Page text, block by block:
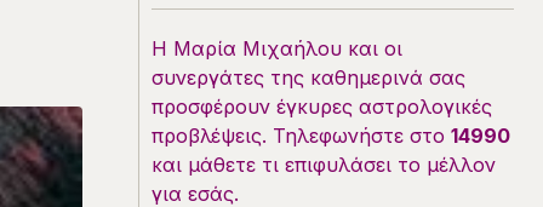
Η Μαρία Μιχαήλου και οι
συνεργάτες της καθημερινά σας
προσφέρουν έγκυρες αστρολογικές
προβλέψεις. Τηλεφωνήστε στο 14990
και μάθετε τι επιφυλάσει το μέλλον
για εσάς.